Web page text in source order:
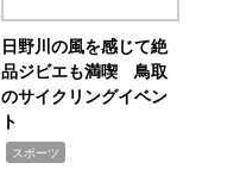
日野川の風を感じて絶
品ジビエも満喫 鳥取
のサイクリングイベン
ト
スポーツ